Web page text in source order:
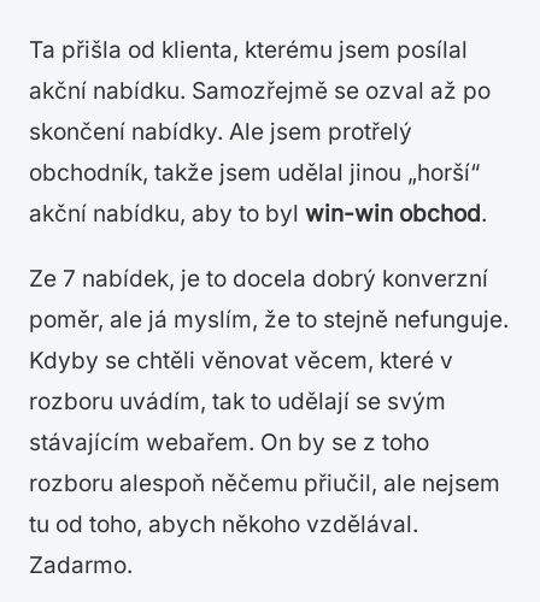
Ta přišla od klienta, kterému jsem posílal
akční nabídku. Samozřejmě se ozval až po
skončení nabídky. Ale jsem protřelý
obchodník, takže jsem udělal jinou „horší“
akční nabídku, aby to byl win-win obchod.
Ze 7 nabídek, je to docela dobrý konverzní
poměr, ale já myslím, že to stejně nefunguje.
Kdyby se chtěli věnovat věcem, které v
rozboru uvádím, tak to udělají se svým
stávajícím webařem. On by se z toho
rozboru alespoň něčemu přiučil, ale nejsem
tu od toho, abych někoho vzdělával.
Zadarmo.